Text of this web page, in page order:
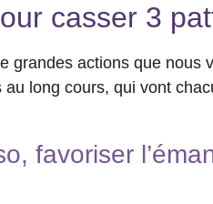
casser 3
grandes actions que nous
au long cours, qui vont
favoriser